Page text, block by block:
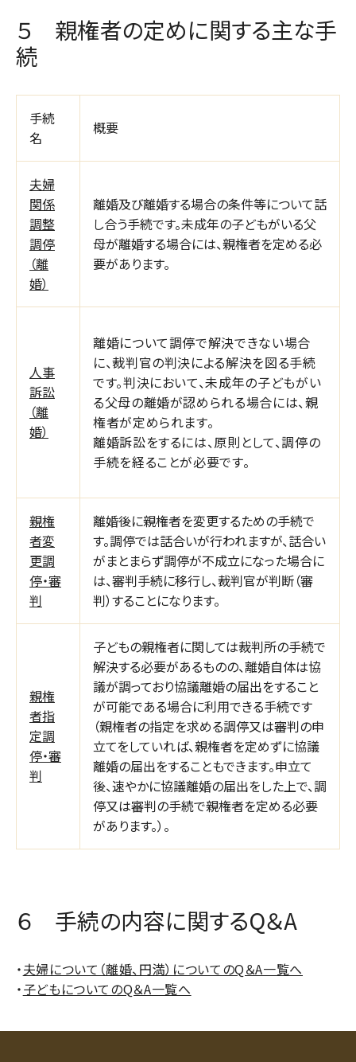
５ 親権者の定めに関する主な手
続
手続
名
概要
夫婦
関係
調整
調停
（離
婚）
離婚及び離婚する場合の条件等について話
し合う手続です。未成年の子どもがいる父
母が離婚する場合には、親権者を定める必
要があります。
人事
訴訟
（離
婚）
離婚について調停で解決できない場合
に、裁判官の判決による解決を図る手続
です。判決において、未成年の子どもがい
る父母の離婚が認められる場合には、親
権者が定められます。
離婚訴訟をするには、原則として、調停の
手続を経ることが必要です。
親権
者変
更調
停・審
判
離婚後に親権者を変更するための手続で
す。調停では話合いが行われますが、話合い
がまとまらず調停が不成立になった場合に
は、審判手続に移行し、裁判官が判断（審
判）することになります。
親権
者指
定調
停・審
判
子どもの親権者に関しては裁判所の手続で
解決する必要があるものの、離婚自体は協
議が調っており協議離婚の届出をすること
が可能である場合に利用できる手続です
（親権者の指定を求める調停又は審判の申
立てをしていれば、親権者を定めずに協議
離婚の届出をすることもできます。申立て
後、速やかに協議離婚の届出をした上で、調
停又は審判の手続で親権者を定める必要
があります。）。
６ 手続の内容に関するQ＆A
・夫婦について（離婚、円満）についてのQ＆A一覧へ
・子どもについてのQ＆A一覧へ